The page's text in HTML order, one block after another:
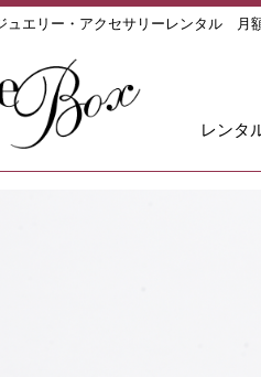
ュエリー・アクセサリーレンタル 月
レンタ